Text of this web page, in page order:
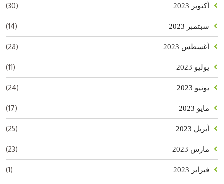
أكتوبر 2023 (30)
سبتمبر 2023 (14)
أغسطس 2023 (28)
يوليو 2023 (11)
يونيو 2023 (24)
مايو 2023 (17)
أبريل 2023 (25)
مارس 2023 (23)
فبراير 2023 (1)